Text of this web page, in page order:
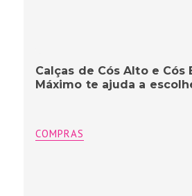
Calças de Cós Alto e Cós
Máximo te ajuda a
COMPRAS